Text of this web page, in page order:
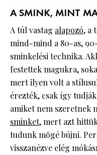
A SMINK, MINT
A túl vastag alapozó, a
mind-mind a 80-as,
sminkelési technika.
festettek magukra,
mert ilyen volt a
érezték, csak így
amiket nem szeretnek
sminket, mert azt
tudunk mögé bújni.
visszanézve elég